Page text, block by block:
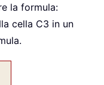
la formula:
cella C3 in un